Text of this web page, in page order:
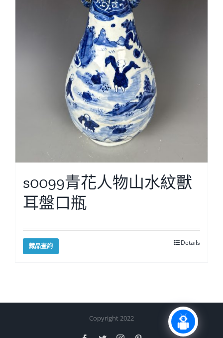
s0099青花人物山水紋獸
耳盤口瓶
藏品查詢 Details
Copyright 2022